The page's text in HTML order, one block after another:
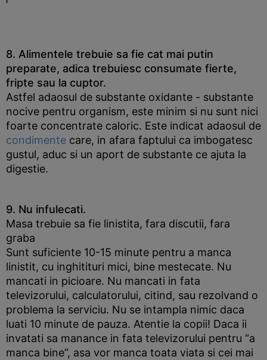
8. Alimentele trebuie sa fie cat mai putin
preparate, adica trebuiesc consumate fierte,
fripte sau la cuptor.
Astfel adaosul de substante oxidante - substante
nocive pentru organism, este minim si nu sunt nici
foarte concentrate caloric. Este indicat adaosul de
condimente care, in afara faptului ca imbogatesc
gustul, aduc si un aport de substante ce ajuta la
digestie.
9. Nu infulecati.
Masa trebuie sa fie linistita, fara discutii, fara
graba
Sunt suficiente 10-15 minute pentru a manca
linistit, cu inghitituri mici, bine mestecate. Nu
mancati in picioare. Nu mancati in fata
televizorului, calculatorului, citind, sau rezolvand o
problema la serviciu. Nu se intampla nimic daca
luati 10 minute de pauza. Atentie la copii! Daca ii
invatati sa manance in fata televizorului pentru “a
manca bine”, asa vor manca toata viata si cei mai